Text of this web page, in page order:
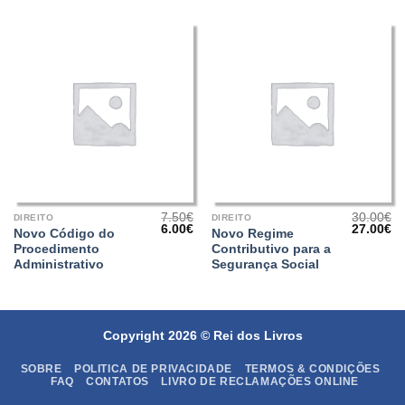
DIREITO
Novo Código do
Procedimento
Administrativo
7.50€
O
6.00€O
preço
atual
6.00€.
DIREITO
Novo Regime
Contributivo para a
Segurança Social
30.00€
O
27.00€O
Copyright 2026 © Rei dos Livros
SOBRE POLITICA DE PRIVACIDADE
TERMOS & CONDIÇÕES
FAQ
CONTATOS LIVRO DE RECLAMAÇÕES ONLINE